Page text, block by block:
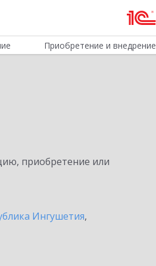
Приобретение и внедрение
приобретение или
Ингушетия,